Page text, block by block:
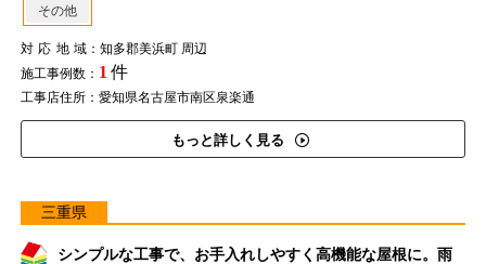
その他
対応地域：知多郡美浜町 周辺
施工事例数： 1 件
工事店住所：愛知県名古屋市南区泉楽通
もっと詳しく見る
三重県
シンプルな工事で、お手入れしやすく高機能な屋根に。雨